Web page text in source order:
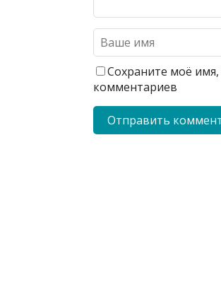
Сохраните моё
комментариев